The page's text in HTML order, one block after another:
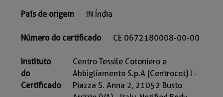
País de origem IN Índia
Número do certificado CE 0672180008-00-00
Instituto
do
Certificado
Centro Tessile Cotoniero e
Abbigliamento S.p.A (Centrocot) I -
Piazza S. Anna 2, 21052 Busto